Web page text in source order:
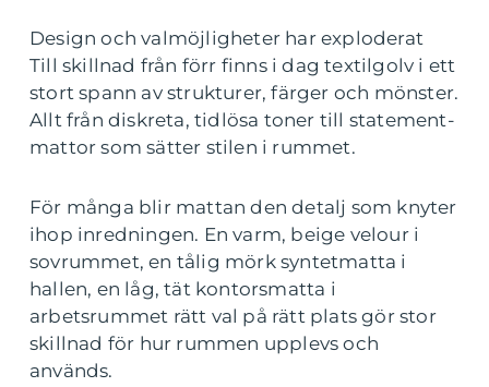
Design och valmöjligheter har exploderat
Till skillnad från förr finns i dag textilgolv i ett
stort spann av strukturer, färger och mönster.
Allt från diskreta, tidlösa toner till statement-
mattor som sätter stilen i rummet.
För många blir mattan den detalj som knyter
ihop inredningen. En varm, beige velour i
sovrummet, en tålig mörk syntetmatta i
hallen, en låg, tät kontorsmatta i
arbetsrummet rätt val på rätt plats gör stor
skillnad för hur rummen upplevs och
används.